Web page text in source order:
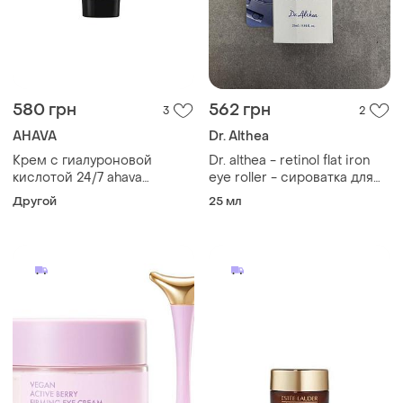
580 грн 3
AHAVA
Крем с гиалуроновой
кислотой 24/7 ahava
hyaluronic acid
Другой
562 грн 2
Dr. Althea
Dr. althea - retinol flat iron
eye roller - сироватка для
шкіри навколо очей з
25 мл